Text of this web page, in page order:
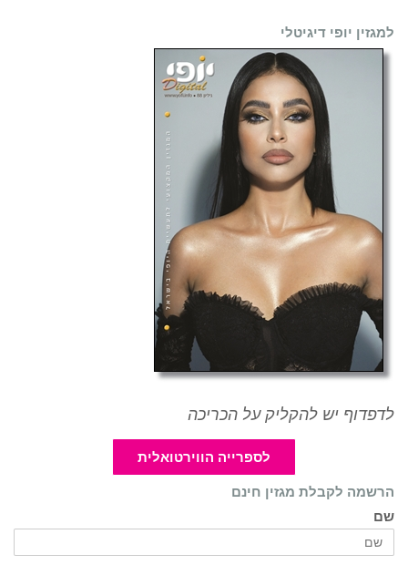
למגזין יופי דיגיטלי
לדפדוף יש להקליק על הכריכה
לספרייה הווירטואלית
הרשמה לקבלת מגזין חינם
שם